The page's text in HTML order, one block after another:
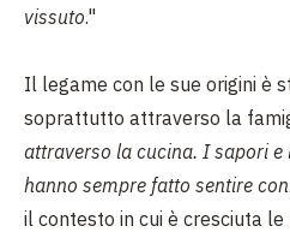
vissuto."
Il legame con le sue origini è
soprattutto attraverso la
attraverso la cucina. I sapori
hanno sempre fatto sentire
il contesto in cui è cresciuta